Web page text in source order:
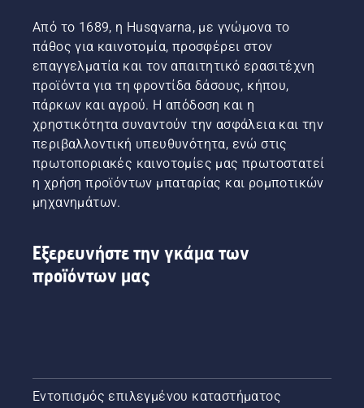
Από το 1689, η Husqvarna, με γνώμονα το
πάθος για καινοτομία, προσφέρει στον
επαγγελματία και τον απαιτητικό ερασιτέχνη
προϊόντα για τη φροντίδα δάσους, κήπου,
πάρκων και αγρού. Η απόδοση και η
χρηστικότητα συναντούν την ασφάλεια και την
περιβαλλοντική υπευθυνότητα, ενώ στις
πρωτοποριακές καινοτομίες μας πρωτοστατεί
η χρήση προϊόντων μπαταρίας και ρομποτικών
μηχανημάτων.
Εξερευνήστε την γκάμα των
προϊόντων μας
Εντοπισμός επιλεγμένου καταστήματος